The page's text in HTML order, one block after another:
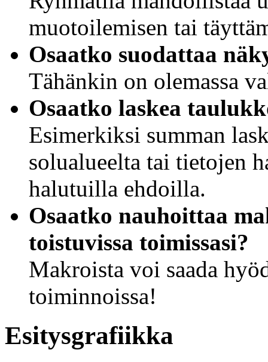
muotoilemisen tai
Osaatko suodattaa
Tähänkin on olemassa
Osaatko laskea
Esimerkiksi summan
solualueelta tai tietojen
halutuilla ehdoilla.
Osaatko nauhoittaa
toistuvissa toimissasi?
Makroista voi saada
toiminnoissa!
Esitysgrafiikka